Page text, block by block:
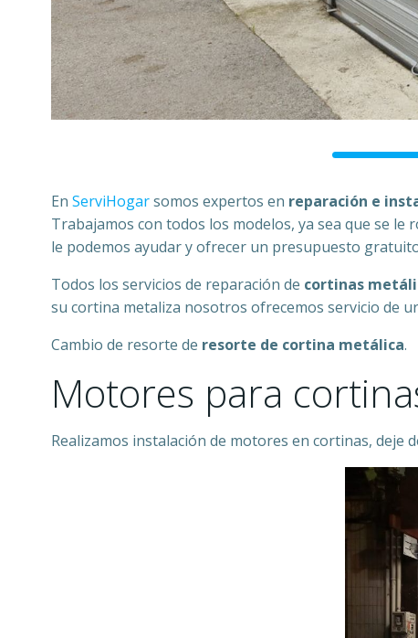
En ServiHogarsomos expertos en reparación e
Trabajamos con todos los modelos, ya sea que se
le podemos ayudar y ofrecer un presupuesto
Todos los servicios de reparación de cortinas
su cortina metaliza nosotros ofrecemos servicio de
Cambio de resorte de resorte de cortina metálica.
Motores para
Realizamos instalación de motores en cortinas, deje